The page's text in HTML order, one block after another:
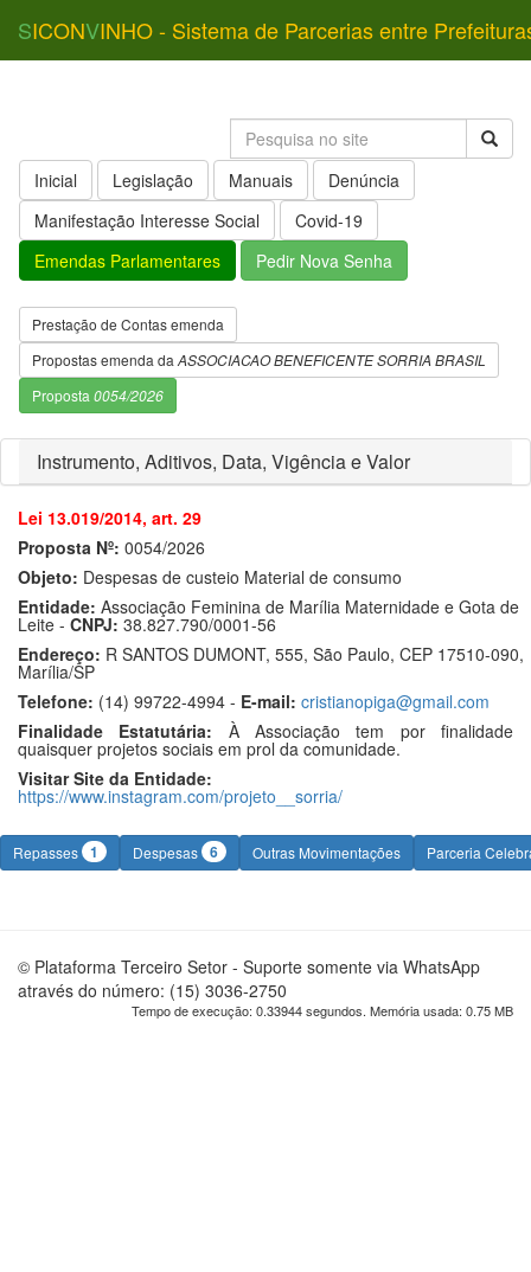
SICONVINHO - Sistema de Parcerias entre
Inicial Legislação Manuais
Denúncia
Manifestação Interesse Social
Covid-19
Emendas Parlamentares
Pedir Nova Senha
Prestação de Contas emenda
Propostas emenda da ASSOCIACAO BENEFICENTE SORRIA BRASIL
Proposta 0054/2026
Instrumento, Aditivos, Data, Vigência e Valor
Lei 13.019/2014, art. 29
Proposta Nº: 0054/2026
Objeto: Despesas de custeio Material de consumo
Entidade: Associação Feminina de Marília Maternidade e Gota de
Leite - CNPJ: 38.827.790/0001-56
Endereço: R SANTOS DUMONT, 555, São Paulo, CEP 17510-090,
Marília/SP
Telefone: (14) 99722-4994 - E-mail: cristianopiga@gmail.com
Finalidade Estatutária: À Associação tem por finalidade
quaisquer projetos sociais em prol da comunidade.
Visitar Site da Entidade:
https://www.instagram.com/projeto__sorria/
Repasses 1 Despesas 6 Outras Movimentações Parceria
© Plataforma Terceiro Setor - Suporte somente via WhatsApp
através do número: (15) 3036-2750
Tempo de execução: 0.33944 segundos. Memória usada: 0.75 MB